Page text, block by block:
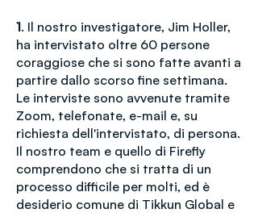
1. Il nostro investigatore, Jim Holler,
ha intervistato oltre 60 persone
coraggiose che si sono fatte avanti a
partire dallo scorso fine settimana.
Le interviste sono avvenute tramite
Zoom, telefonate, e-mail e, su
richiesta dell'intervistato, di persona.
Il nostro team e quello di Firefly
comprendono che si tratta di un
processo difficile per molti, ed è
desiderio comune di Tikkun Global e